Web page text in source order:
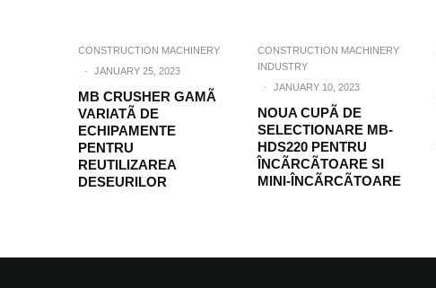
CONSTRUCTION MACHINERY
·
JANUARY 25, 2023
MB CRUSHER GAMÃ
VARIATÃ DE
ECHIPAMENTE
PENTRU
REUTILIZAREA
DESEURILOR
CONSTRUCTION MACHINERY
INDUSTRY
·
JANUARY 10, 2023
NOUA CUPÃ DE
SELECTIONARE MB-
HDS220 PENTRU
ÎNCÃRCÃTOARE SI
MINI-ÎNCÃRCÃTOARE